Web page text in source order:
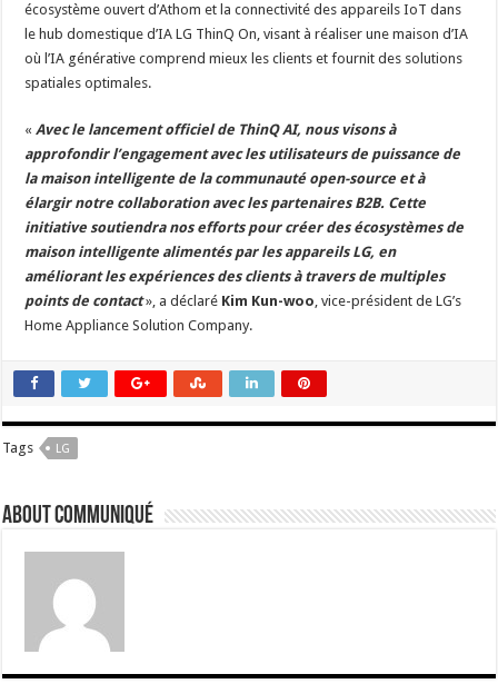
écosystème ouvert d’Athom et la connectivité des appareils IoT dans
le hub domestique d’IA LG ThinQ On, visant à réaliser une maison d’IA
où l’IA générative comprend mieux les clients et fournit des solutions
spatiales optimales.
«Avec le lancement officiel de ThinQ AI, nous visons à
approfondir l’engagement avec les utilisateurs de puissance de
la maison intelligente de la communauté open-source et à
élargir notre collaboration avec les partenaires B2B. Cette
initiative soutiendra nos efforts pour créer des écosystèmes de
maison intelligente alimentés par les appareils LG, en
améliorant les expériences des clients à travers de multiples
points de contact», a déclaré Kim Kun-woo, vice-président de LG’s
Home Appliance Solution Company.
Tags LG
About Communiqué